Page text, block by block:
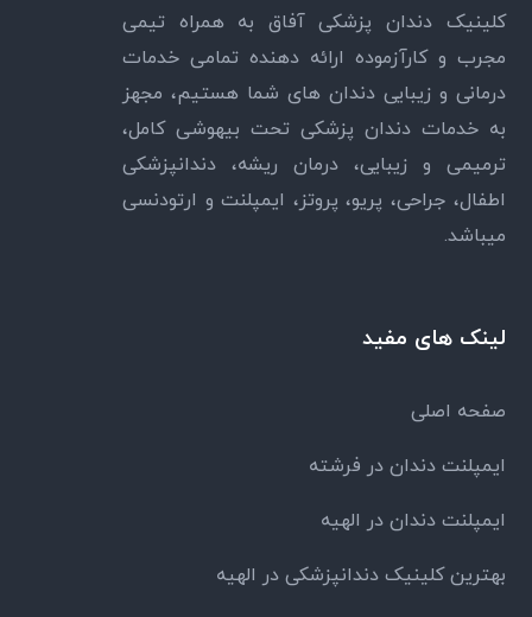
کلینیک دندان پزشکی آفاق به همراه تیمی
مجرب و کارآزموده ارائه دهنده تمامی خدمات
درمانی و زیبایی دندان های شما هستیم، مجهز
به خدمات دندان پزشکی تحت بیهوشی کامل،
ترمیمی و زیبایی، درمان ریشه، دندانپزشکی
اطفال، جراحی، پریو، پروتز، ایمپلنت و ارتودنسی
میباشد.
لینک های مفید
صفحه اصلی
ایمپلنت دندان در فرشته
ایمپلنت دندان در الهیه
بهترین کلینیک دندانپزشکی در الهیه